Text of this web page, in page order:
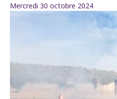
Mercredi 30 octobre 2024